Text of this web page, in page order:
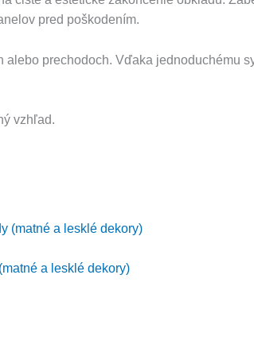
pred poškodením.
prechodoch. Vďaka jednoduchému
vzhľad.
a lesklé dekory)